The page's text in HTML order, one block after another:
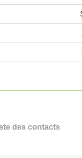
des contacts